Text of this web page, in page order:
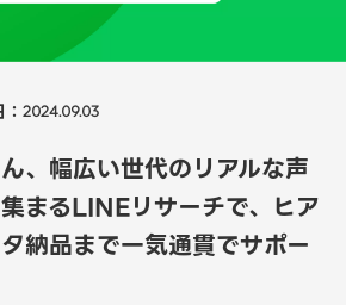
2024.09.03
、幅広い世代のリアルな声
まるLINEリサーチで、ヒア
納品まで一気通貫でサポー